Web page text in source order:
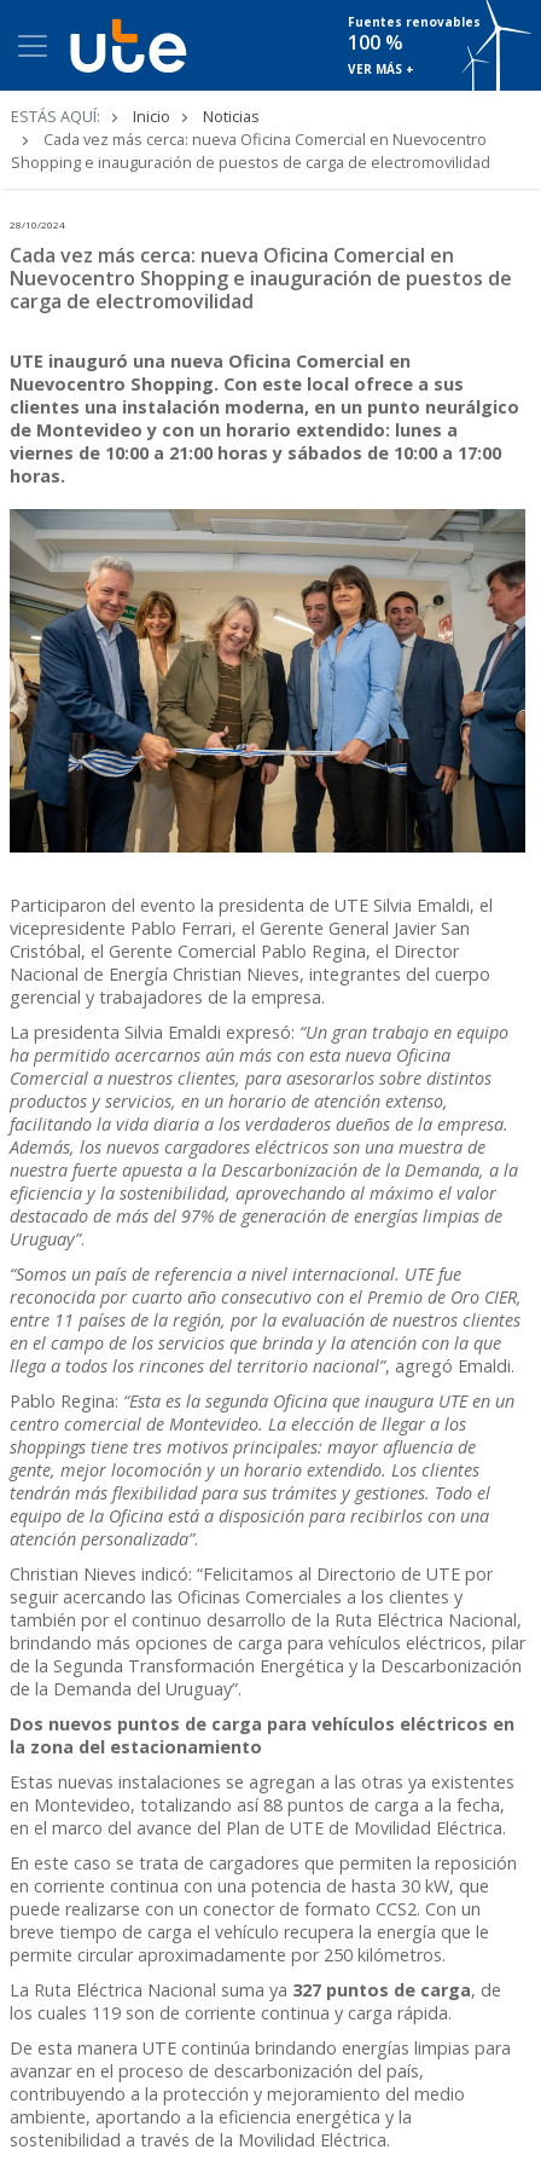
Fuentes renovables
100 %
VER MÁS +
ESTÁS AQUÍ: Inicio
Noticias
Cada vez más cerca: nueva Oficina Comercial en Nuevocentro
Shopping e inauguración de puestos de carga de electromovilidad
28/10/2024
Cada vez más cerca: nueva Oficina Comercial en
Nuevocentro Shopping e inauguración de puestos de
carga de electromovilidad
UTE inauguró una nueva Oficina Comercial en
Nuevocentro Shopping. Con este local ofrece a sus
clientes una instalación moderna, en un punto neurálgico
de Montevideo y con un horario extendido: lunes a
viernes de 10:00 a 21:00 horas y sábados de 10:00 a 17:00
horas.
Participaron del evento la presidenta de UTE Silvia Emaldi, el
vicepresidente Pablo Ferrari, el Gerente General Javier San
Cristóbal, el Gerente Comercial Pablo Regina, el Director
Nacional de Energía Christian Nieves, integrantes del cuerpo
gerencial y trabajadores de la empresa.
La presidenta Silvia Emaldi expresó: “Un gran trabajo en equipo
ha permitido acercarnos aún más con esta nueva Oficina
Comercial a nuestros clientes, para asesorarlos sobre distintos
productos y servicios, en un horario de atención extenso,
facilitando la vida diaria a los verdaderos dueños de la empresa.
Además, los nuevos cargadores eléctricos son una muestra de
nuestra fuerte apuesta a la Descarbonización de la Demanda, a la
eficiencia y la sostenibilidad, aprovechando al máximo el valor
destacado de más del 97% de generación de energías limpias de
Uruguay”.
“Somos un país de referencia a nivel internacional. UTE fue
reconocida por cuarto año consecutivo con el Premio de Oro CIER,
entre 11 países de la región, por la evaluación de nuestros clientes
en el campo de los servicios que brinda y la atención con la que
llega a todos los rincones del territorio nacional”, agregó Emaldi.
Pablo Regina: “Esta es la segunda Oficina que inaugura UTE en un
centro comercial de Montevideo. La elección de llegar a los
shoppings tiene tres motivos principales: mayor afluencia de
gente, mejor locomoción y un horario extendido. Los clientes
tendrán más flexibilidad para sus trámites y gestiones. Todo el
equipo de la Oficina está a disposición para recibirlos con una
atención personalizada”.
Christian Nieves indicó: “Felicitamos al Directorio de UTE por
seguir acercando las Oficinas Comerciales a los clientes y
también por el continuo desarrollo de la Ruta Eléctrica Nacional,
brindando más opciones de carga para vehículos eléctricos, pilar
de la Segunda Transformación Energética y la Descarbonización
de la Demanda del Uruguay”.
Dos nuevos puntos de carga para vehículos eléctricos en
la zona del estacionamiento
Estas nuevas instalaciones se agregan a las otras ya existentes
en Montevideo, totalizando así 88 puntos de carga a la fecha,
en el marco del avance del Plan de UTE de Movilidad Eléctrica.
En este caso se trata de cargadores que permiten la reposición
en corriente continua con una potencia de hasta 30 kW, que
puede realizarse con un conector de formato CCS2. Con un
breve tiempo de carga el vehículo recupera la energía que le
permite circular aproximadamente por 250 kilómetros.
La Ruta Eléctrica Nacional suma ya 327 puntos de carga, de
los cuales 119 son de corriente continua y carga rápida.
De esta manera UTE continúa brindando energías limpias para
avanzar en el proceso de descarbonización del país,
contribuyendo a la protección y mejoramiento del medio
ambiente, aportando a la eficiencia energética y la
sostenibilidad a través de la Movilidad Eléctrica.